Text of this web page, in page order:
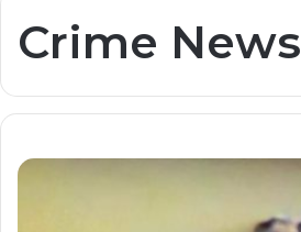
Crime News